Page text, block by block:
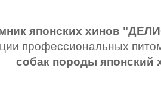
японских хинов
профессиональных
собак породы японский